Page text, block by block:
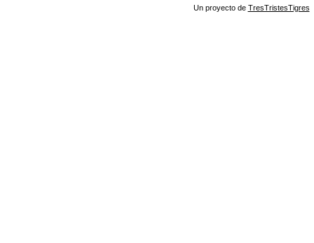
Un proyecto de TresTristesTigres